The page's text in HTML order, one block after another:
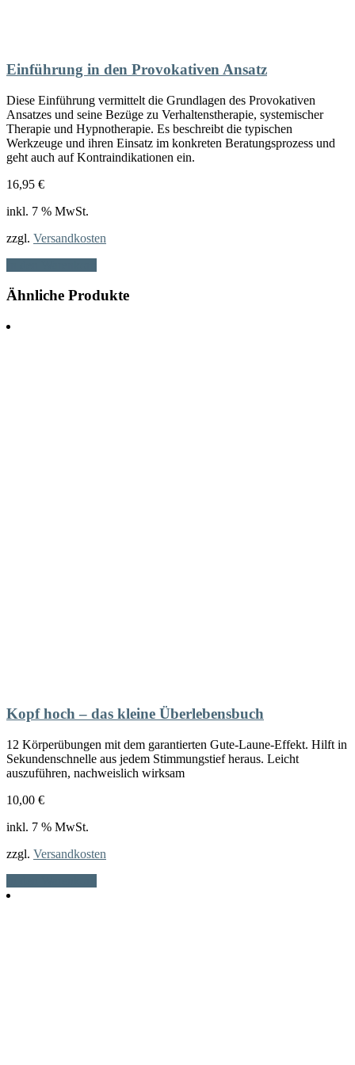
Einführung in den Provokativen Ansatz
Diese Einführung vermittelt die Grundlagen des Provokativen
Ansatzes und seine Bezüge zu Verhaltenstherapie, systemischer
Therapie und Hypnotherapie. Es beschreibt die typischen
Werkzeuge und ihren Einsatz im konkreten Beratungsprozess und
geht auch auf Kontraindikationen ein.
16,95 €
inkl. 7 % MwSt.
zzgl. Versandkosten
Ähnliche Produkte
Kopf hoch – das kleine Überlebensbuch
12 Körperübungen mit dem garantierten Gute-Laune-Effekt. Hilft in
Sekundenschnelle aus jedem Stimmungstief heraus. Leicht
auszuführen, nachweislich wirksam
10,00 €
inkl. 7 % MwSt.
zzgl. Versandkosten